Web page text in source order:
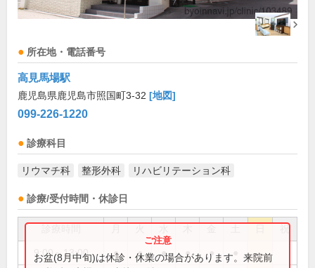
所在地・電話番号
高見馬場駅
鹿児島県鹿児島市照国町3-32 [地図]
099-226-1220
診療科目
リウマチ科 整形外科 リハビリテーション科
診療/受付時間・休診日
祝
9:00～13:00 ● ● ● ● ●
お盆(8月中旬)は休診・休業の場合があります。来院前